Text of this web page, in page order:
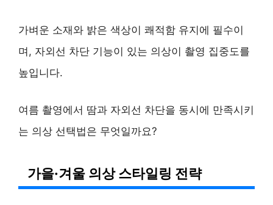
가벼운 소재와 밝은 색상이 쾌적함 유지에 필수이
며, 자외선 차단 기능이 있는 의상이 촬영 집중도를
높입니다.
여름 촬영에서 땀과 자외선 차단을 동시에 만족시키
는 의상 선택법은 무엇일까요?
가을·겨울 의상 스타일링 전략